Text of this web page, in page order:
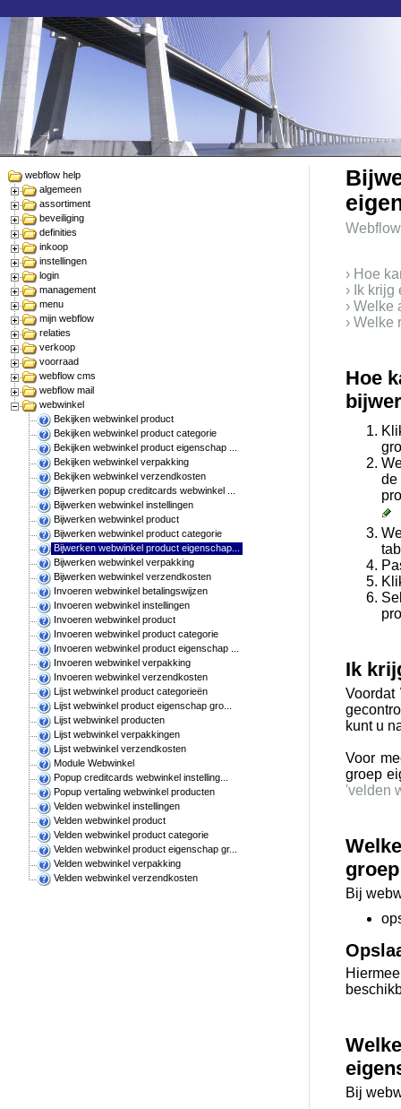
webflow help
algemeen
assortiment
beveiliging
definities
inkoop
instellingen
login
management
menu
mijn webflow
relaties
verkoop
voorraad
webflow cms
webflow mail
webwinkel
Bekijken webwinkel product
Bekijken webwinkel product categorie
Bekijken webwinkel product eigenschap ...
Bekijken webwinkel verpakking
Bekijken webwinkel verzendkosten
Bijwerken popup creditcards webwinkel ...
Bijwerken webwinkel instellingen
Bijwerken webwinkel product
Bijwerken webwinkel product categorie
Bijwerken webwinkel product eigenschap...
Bijwerken webwinkel verpakking
Bijwerken webwinkel verzendkosten
Invoeren webwinkel betalingswijzen
Invoeren webwinkel instellingen
Invoeren webwinkel product
Invoeren webwinkel product categorie
Invoeren webwinkel product eigenschap ...
Invoeren webwinkel verpakking
Invoeren webwinkel verzendkosten
Lijst webwinkel product categorieën
Lijst webwinkel product eigenschap gro...
Lijst webwinkel producten
Lijst webwinkel verpakkingen
Lijst webwinkel verzendkosten
Module Webwinkel
Popup creditcards webwinkel instelling...
Popup vertaling webwinkel producten
Velden webwinkel instellingen
Velden webwinkel product
Velden webwinkel product categorie
Velden webwinkel product eigenschap gr...
Velden webwinkel verpakking
Velden webwinkel verzendkosten
Webflow
› Hoe
› Ik
›
›
Hoe
de
Ik
Voordat
kunt u
Voor
groep
'velden
Bij
Bij